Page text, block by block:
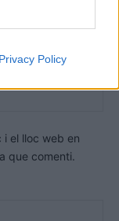
Privacy Policy
i el lloc web en
que comenti.